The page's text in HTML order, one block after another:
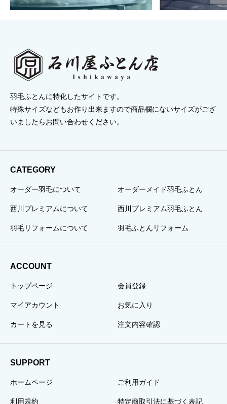
羽毛ふとんに特化したサイトです。
特殊サイズなどもお作り出来ますので商品欄にないサイズがござ
いましたらお問い合わせください。
CATEGORY
オーダー羽毛について オーダーメイド羽毛ふとん
西川プレミアムについて 西川プレミアム羽毛ふとん
羽毛リフォームについて 羽毛ふとんリフォーム
ACCOUNT
トップページ 会員登録
マイアカウント お気に入り
カートを見る 注文内容確認
SUPPORT
ホームページ ご利用ガイド
利用規約 特定商取引法に基づく表記